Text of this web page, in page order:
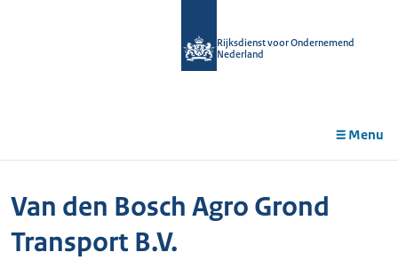
Rijksdienst voor Ondernemend
Nederland
Menu
Van den Bosch Agro Grond
Transport B.V.